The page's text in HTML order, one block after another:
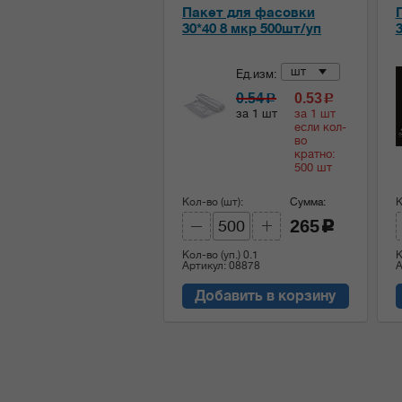
Пакет для фасовки
30*40 8 мкр 500шт/уп
Ед.изм: шт
0.54c
за 1 шт
0.53 c
за 1 шт
если кол-
во
кратно:
500 шт
Кол-во (шт):
Кол-во (уп.) 0.1
Артикул: 08878
Сумма:
265 c
Добавить в корзину